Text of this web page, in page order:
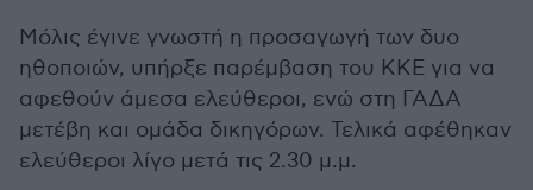
Μόλις έγινε γνωστή η προσαγωγή των δυο
ηθοποιών, υπήρξε παρέμβαση του ΚΚΕ για να
αφεθούν άμεσα ελεύθεροι, ενώ στη ΓΑΔΑ
μετέβη και ομάδα δικηγόρων. Τελικά αφέθηκαν
ελεύθεροι λίγο μετά τις 2.30 μ.μ.